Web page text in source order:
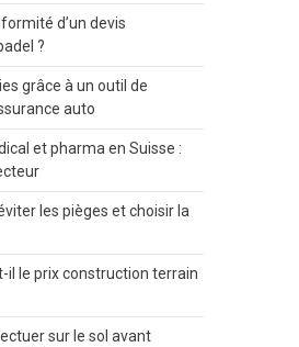
d’un devis
?
grâce à un outil de
auto
et pharma en Suisse :
les pièges et choisir la
il le prix construction terrain
sur le sol avant